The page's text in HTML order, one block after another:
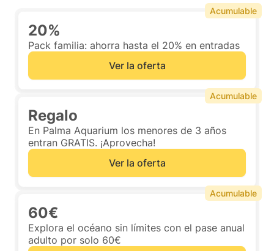
20%
Pack familia: ahorra hasta el 20% en entradas
Ver la oferta
Acumulable
Regalo
En Palma Aquarium los menores de 3 años
entran GRATIS. ¡Aprovecha!
Ver la oferta
Acumulable
60€
Explora el océano sin límites con el pase anual
adulto por solo 60€
Acumulable